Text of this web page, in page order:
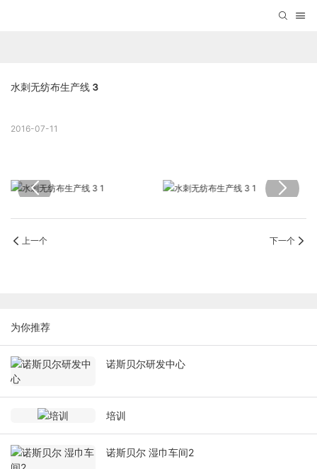
水刺无纺布生产线 3
2016-07-11
上一个 下一个
为你推荐
诺斯贝尔研发中心
培训
诺斯贝尔 湿巾车间2